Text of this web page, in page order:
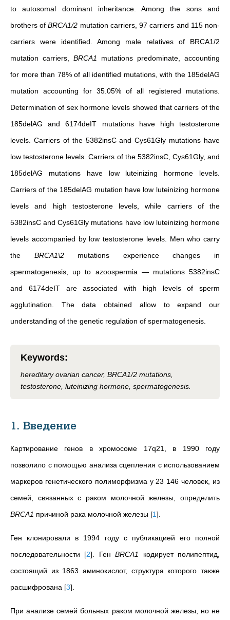
to autosomal dominant inheritance. Among the sons and
brothers ofBRCA1/2 mutation carriers, 97 carriers and 115 non-
carriers were identified. Among male relatives of BRCA1/2
mutation carriers, BRCA1
mutations predominate, accounting
for more than 78% of all identified mutations, with the 185delAG
mutation accounting for 35.05% of all registered mutations.
Determination of sex hormone levels showed that carriers of the
185delAG and 6174deIT mutations have high testosterone
levels. Carriers of the 5382insC and Cys61Gly mutations have
low testosterone levels. Carriers of the 5382insC, Cys61Gly, and
185delAG mutations have low luteinizing hormone levels.
Carriers of the 185delAG mutation have low luteinizing hormone
levels and high testosterone levels, while carriers of the
5382insC and Cys61Gly mutations have low luteinizing hormone
levels accompanied by low testosterone levels. Men who carry
the BRCA1\2mutations experience changes in
spermatogenesis, up to azoospermia — mutations 5382insC
and 6174deIT are associated with high levels of sperm
agglutination. The data obtained allow to expand our
understanding of the genetic regulation of spermatogenesis.
Keywords:
hereditary ovarian cancer, BRCA1/2 mutations,
testosterone, luteinizing hormone, spermatogenesis.
1. Введение
Картирование генов в хромосоме 17q21, в 1990 году
позволило с помощью анализа сцепления с использованием
маркеров генетического полиморфизма у 23 146 человек, из
семей, связанных с раком молочной железы, определить
BRCA1 причиной рака молочной железы [1]
Ген клонировали в 1994 году с публикацией его полной
последовательности [2] . ГенBRCA1
кодирует полипептид,
состоящий из 1863 аминокислот, структура которого также
расшифрована [3]
При анализе семей больных раком молочной железы, но не